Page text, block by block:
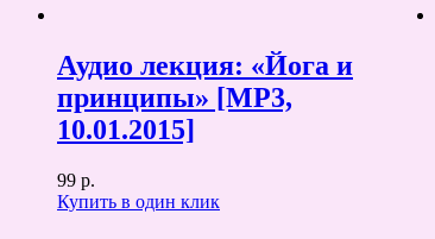
Аудио лекция: «Йога и
принципы» [MP3,
10.01.2015]
99 р.
Купить в один клик